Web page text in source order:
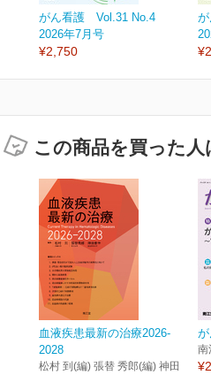
がん看護 Vol.31 No.4
2026年7月号
¥2,750
この商品を買った
血液疾患最新の治療2026-
2028
松村 到(編) 張替 秀郎(編) 神田
南